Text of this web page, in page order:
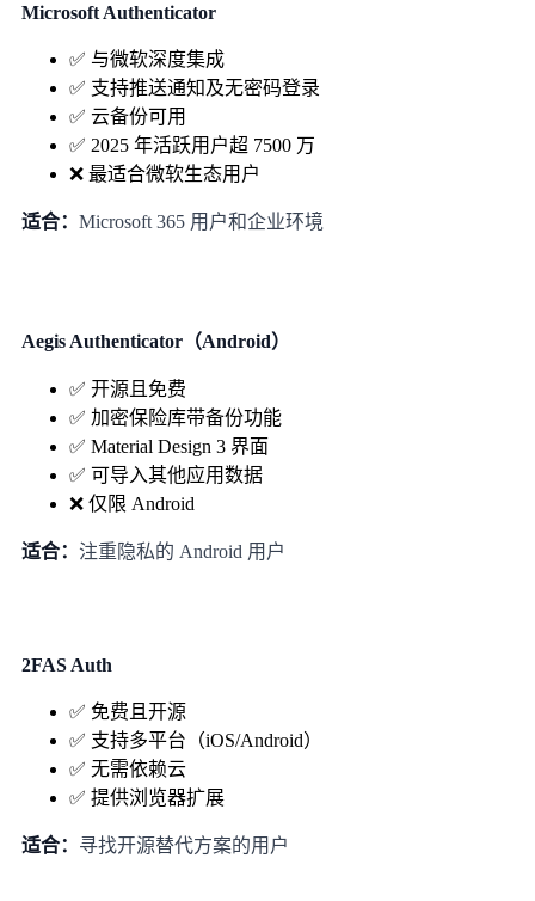
Microsoft Authenticator
✅ 与微软深度集成
✅ 支持推送通知及无密码登录
✅ 云备份可用
✅ 2025 年活跃用户超 7500 万
❌ 最适合微软生态用户
适合： Microsoft 365 用户和企业环境
Aegis Authenticator（Android）
✅ 开源且免费
✅ 加密保险库带备份功能
✅ Material Design 3 界面
✅ 可导入其他应用数据
❌ 仅限 Android
适合： 注重隐私的 Android 用户
2FAS Auth
✅ 免费且开源
✅ 支持多平台（iOS/Android）
✅ 无需依赖云
✅ 提供浏览器扩展
适合： 寻找开源替代方案的用户